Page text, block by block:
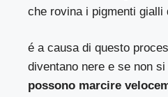
che rovina i pigmenti gialli
é a causa di questo
diventano nere e se non
possono marcire